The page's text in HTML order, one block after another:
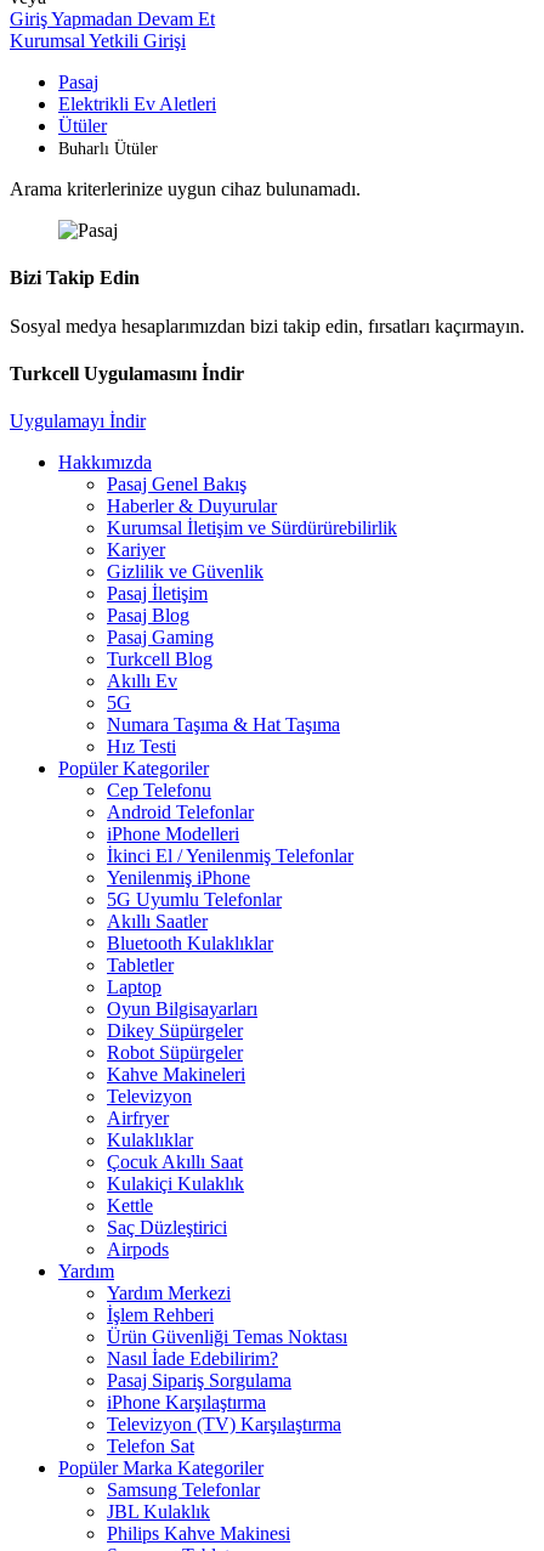
Giriş Yapmadan Devam Et
Kurumsal Yetkili Girişi
Pasaj
Elektrikli Ev Aletleri
Ütüler
Buharlı Ütüler
Arama kriterlerinize uygun cihaz bulunamadı.
Bizi Takip Edin
Sosyal medya hesaplarımızdan bizi takip edin, fırsatları kaçırmayın.
Turkcell Uygulamasını İndir
Uygulamayı İndir
Hakkımızda
Pasaj Genel Bakış
Haberler & Duyurular
Kurumsal İletişim ve Sürdürürebilirlik
Kariyer
Gizlilik ve Güvenlik
Pasaj İletişim
Pasaj Blog
Pasaj Gaming
Turkcell Blog
Akıllı Ev
5G
Numara Taşıma & Hat Taşıma
Hız Testi
Popüler Kategoriler
Cep Telefonu
Android Telefonlar
iPhone Modelleri
İkinci El / Yenilenmiş Telefonlar
Yenilenmiş iPhone
5G Uyumlu Telefonlar
Akıllı Saatler
Bluetooth Kulaklıklar
Tabletler
Laptop
Oyun Bilgisayarları
Dikey Süpürgeler
Robot Süpürgeler
Kahve Makineleri
Televizyon
Airfryer
Kulaklıklar
Çocuk Akıllı Saat
Kulakiçi Kulaklık
Kettle
Saç Düzleştirici
Airpods
Yardım
Yardım Merkezi
İşlem Rehberi
Ürün Güvenliği Temas Noktası
Nasıl İade Edebilirim?
Pasaj Sipariş Sorgulama
iPhone Karşılaştırma
Televizyon (TV) Karşılaştırma
Telefon Sat
Popüler Marka Kategoriler
Samsung Telefonlar
JBL Kulaklık
Philips Kahve Makinesi